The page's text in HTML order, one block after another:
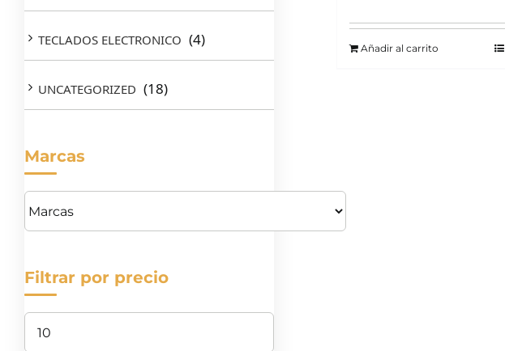
Añadir al carrito
TECLADOS ELECTRONICO (4)
UNCATEGORIZED (18)
Marcas
Filtrar por precio
Precio
mínimo